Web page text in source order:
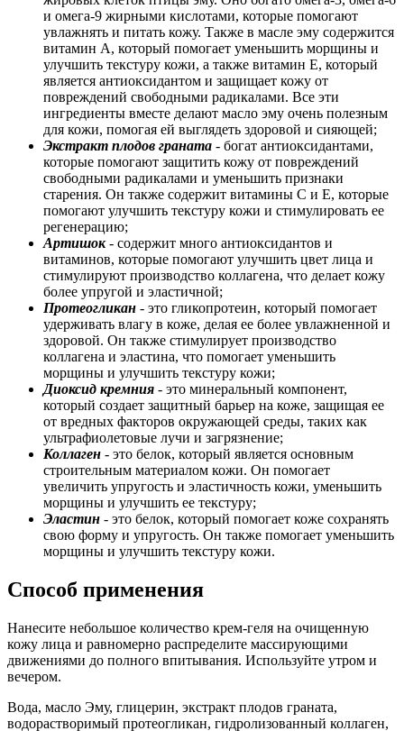
и омега-9 жирными кислотами, которые помогают
увлажнять и питать кожу. Также в масле эму содержится
витамин A, который помогает уменьшить морщины и
улучшить текстуру кожи, а также витамин Е, который
является антиоксидантом и защищает кожу от
повреждений свободными радикалами. Все эти
ингредиенты вместе делают масло эму очень полезным
для кожи, помогая ей выглядеть здоровой и сияющей;
Экстракт плодов граната - богат антиоксидантами,
которые помогают защитить кожу от повреждений
свободными радикалами и уменьшить признаки
старения. Он также содержит витамины С и Е, которые
помогают улучшить текстуру кожи и стимулировать ее
регенерацию;
Артишок- содержит много антиоксидантов и
витаминов, которые помогают улучшить цвет лица и
стимулируют производство коллагена, что делает кожу
более упругой и эластичной;
Протеогликан - это гликопротеин, который помогает
удерживать влагу в коже, делая ее более увлажненной и
здоровой. Он также стимулирует производство
коллагена и эластина, что помогает уменьшить
морщины и улучшить текстуру кожи;
Диоксид кремния - это минеральный компонент,
который создает защитный барьер на коже, защищая ее
от вредных факторов окружающей среды, таких как
ультрафиолетовые лучи и загрязнение;
Коллаген - это белок, который является основным
строительным материалом кожи. Он помогает
увеличить упругость и эластичность кожи, уменьшить
морщины и улучшить ее текстуру;
Эластин - это белок, который помогает коже сохранять
свою форму и упругость. Он также помогает уменьшить
морщины и улучшить текстуру кожи.
Способ применения
Нанесите небольшое количество крем-геля на очищенную
кожу лица и равномерно распределите массирующими
движениями до полного впитывания. Используйте утром и
вечером.
Вода, масло Эму, глицерин, экстракт плодов граната,
водорастворимый протеогликан, гидролизованный коллаген,